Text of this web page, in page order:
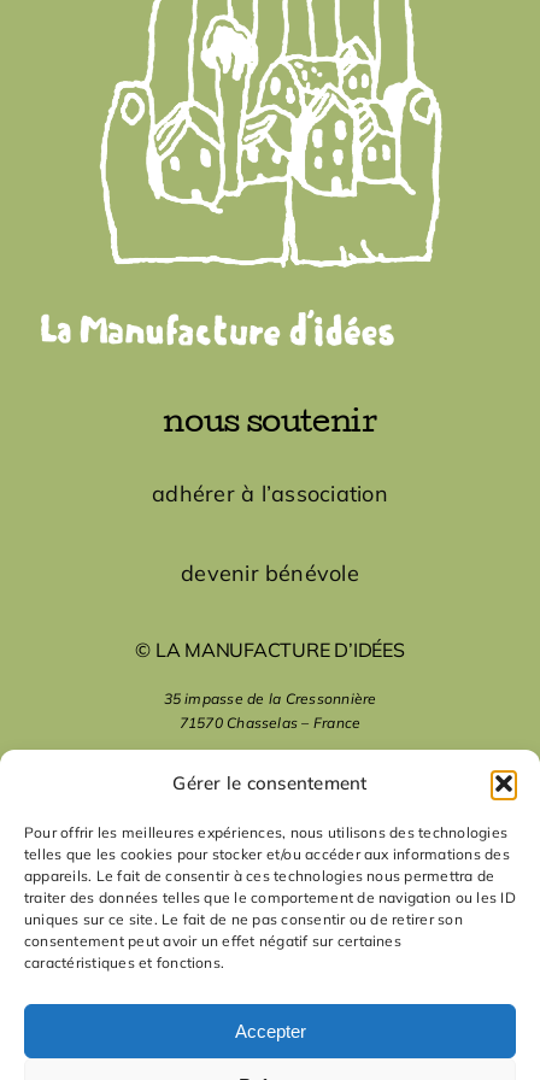
Gérer le consentement
Pour offrir les meilleures expériences, nous utilisons des technologies
telles que les cookies pour stocker et/ou accéder aux informations des
appareils. Le fait de consentir à ces technologies nous permettra de
traiter des données telles que le comportement de navigation ou les ID
uniques sur ce site. Le fait de ne pas consentir ou de retirer son
consentement peut avoir un effet négatif sur certaines
caractéristiques et fonctions.
Accepter
Adhésions
Archives
Contact
nous soutenir
adhérer à l’association
devenir bénévole
© LA MANUFACTURE D’IDÉES
35 impasse de la Cressonnière
71570 Chasselas – France
mentions légales
nous suivre
nous contacter